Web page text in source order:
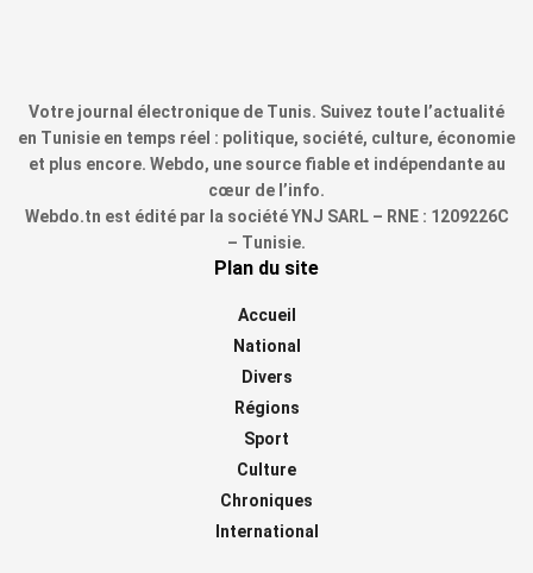
Votre journal électronique de Tunis. Suivez toute l’actualité
en Tunisie en temps réel : politique, société, culture, économie
et plus encore. Webdo, une source fiable et indépendante au
cœur de l’info.
Webdo.tn est édité par la société YNJ SARL – RNE : 1209226C
– Tunisie.
Plan du site
Accueil
National
Divers
Régions
Sport
Culture
Chroniques
International